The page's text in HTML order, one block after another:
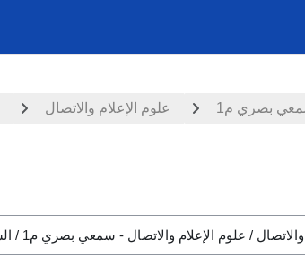
علوم الإعلام والاتصال بصري م1